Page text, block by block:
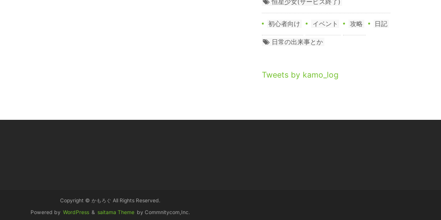
初心者向け イベント 攻略 日記
日常の出来事とか
Tweets by kamo_log
Copyright © かもろぐ All Rights Reserved.
Powered by WordPress & saitama Theme by Commnitycom,Inc.